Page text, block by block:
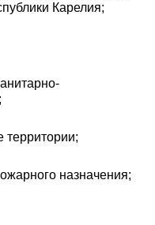
Карелия;
территории;
назначения;